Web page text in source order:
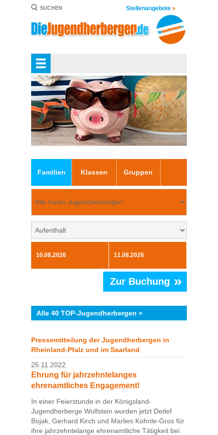
SUCHEN Stellenangebote »
Familien Klassen Gruppen
Zur Buchung »
Alle 40 TOP-Jugendherbergen »
Pressemitteilung der Jugendherbergen in
Rheinland-Pfalz und im Saarland
25.11.2022
Ehrung für jahrzehntelanges
ehrenamtliches Engagement!
In einer Feierstunde in der Königsland-
Jugendherberge Wolfstein wurden jetzt Detlef
Bojak, Gerhard Kirch und Marlies Kohnle-Gros für
ihre jahrzehntelange ehrenamtliche Tätigkeit bei